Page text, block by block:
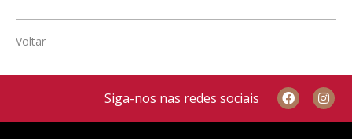
Voltar
Siga-nos nas redes sociais